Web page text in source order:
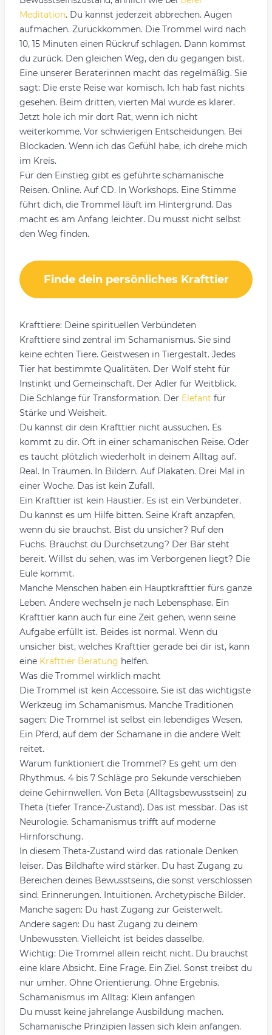
Meditation. Du kannst jederzeit abbrechen. Augen
aufmachen. Zurückkommen. Die Trommel wird nach
10, 15 Minuten einen Rückruf schlagen. Dann kommst
du zurück. Den gleichen Weg, den du gegangen bist.
Eine unserer Beraterinnen macht das regelmäßig. Sie
sagt: Die erste Reise war komisch. Ich hab fast nichts
gesehen. Beim dritten, vierten Mal wurde es klarer.
Jetzt hole ich mir dort Rat, wenn ich nicht
weiterkomme. Vor schwierigen Entscheidungen. Bei
Blockaden. Wenn ich das Gefühl habe, ich drehe mich
im Kreis.
Für den Einstieg gibt es geführte schamanische
Reisen. Online. Auf CD. In Workshops. Eine Stimme
führt dich, die Trommel läuft im Hintergrund. Das
macht es am Anfang leichter. Du musst nicht selbst
den Weg finden.
Finde dein persönliches Krafttier
Krafttiere: Deine spirituellen Verbündeten
Krafttiere sind zentral im Schamanismus. Sie sind
keine echten Tiere. Geistwesen in Tiergestalt. Jedes
Tier hat bestimmte Qualitäten. Der Wolf steht für
Instinkt und Gemeinschaft. Der Adler für Weitblick.
Die Schlange für Transformation. Der Elefant für
Stärke und Weisheit.
Du kannst dir dein Krafttier nicht aussuchen. Es
kommt zu dir. Oft in einer schamanischen Reise. Oder
es taucht plötzlich wiederholt in deinem Alltag auf.
Real. In Träumen. In Bildern. Auf Plakaten. Drei Mal in
einer Woche. Das ist kein Zufall.
Ein Krafttier ist kein Haustier. Es ist ein Verbündeter.
Du kannst es um Hilfe bitten. Seine Kraft anzapfen,
wenn du sie brauchst. Bist du unsicher? Ruf den
Fuchs. Brauchst du Durchsetzung? Der Bär steht
bereit. Willst du sehen, was im Verborgenen liegt? Die
Eule kommt.
Manche Menschen haben ein Hauptkrafttier fürs ganze
Leben. Andere wechseln je nach Lebensphase. Ein
Krafttier kann auch für eine Zeit gehen, wenn seine
Aufgabe erfüllt ist. Beides ist normal. Wenn du
unsicher bist, welches Krafttier gerade bei dir ist, kann
eine Krafttier Beratung helfen.
Was die Trommel wirklich macht
Die Trommel ist kein Accessoire. Sie ist das wichtigste
Werkzeug im Schamanismus. Manche Traditionen
sagen: Die Trommel ist selbst ein lebendiges Wesen.
Ein Pferd, auf dem der Schamane in die andere Welt
reitet.
Warum funktioniert die Trommel? Es geht um den
Rhythmus. 4 bis 7 Schläge pro Sekunde verschieben
deine Gehirnwellen. Von Beta (Alltagsbewusstsein) zu
Theta (tiefer Trance-Zustand). Das ist messbar. Das ist
Neurologie. Schamanismus trifft auf moderne
Hirnforschung.
In diesem Theta-Zustand wird das rationale Denken
leiser. Das Bildhafte wird stärker. Du hast Zugang zu
Bereichen deines Bewusstseins, die sonst verschlossen
sind. Erinnerungen. Intuitionen. Archetypische Bilder.
Manche sagen: Du hast Zugang zur Geisterwelt.
Andere sagen: Du hast Zugang zu deinem
Unbewussten. Vielleicht ist beides dasselbe.
Wichtig: Die Trommel allein reicht nicht. Du brauchst
eine klare Absicht. Eine Frage. Ein Ziel. Sonst treibst du
nur umher. Ohne Orientierung. Ohne Ergebnis.
Schamanismus im Alltag: Klein anfangen
Du musst keine jahrelange Ausbildung machen.
Schamanische Prinzipien lassen sich klein anfangen.